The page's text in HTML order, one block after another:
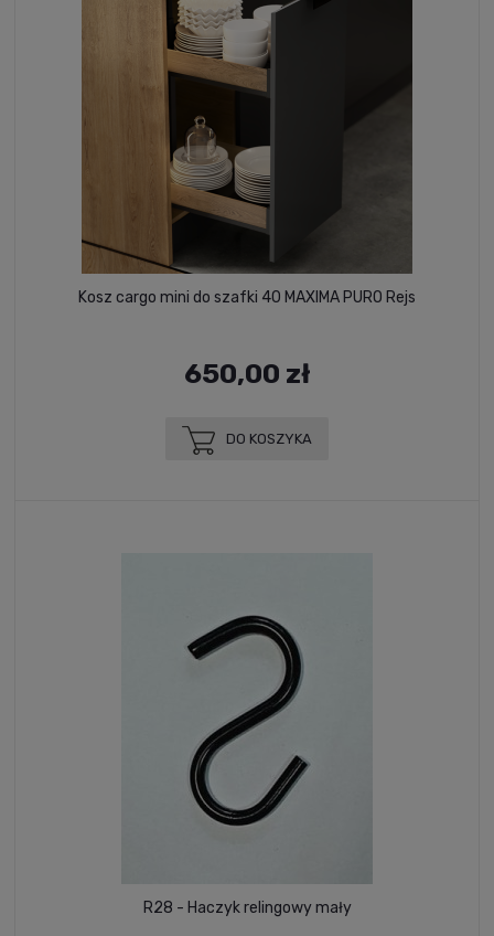
Kosz cargo mini do szafki 40 MAXIMA PURO Rejs
650,00 zł
DO KOSZYKA
R28 - Haczyk relingowy mały